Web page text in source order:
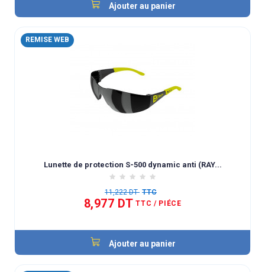
Ajouter au panier
REMISE WEB
Lunette de protection S-500 dynamic anti (RAY...
11,222 DT TTC
8,977 DT TTC / PIÉCE
Ajouter au panier